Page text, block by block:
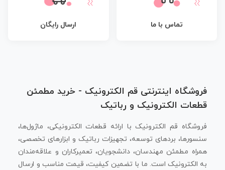
تماس با ما ارسال رایگان
فروشگاه اینترنتی قم الکترونیک - خرید مطمئن
قطعات الکترونیک و رباتیک
فروشگاه قم الکترونیک با ارائه قطعات الکترونیکی، ماژول‌ها،
سنسورها، بردهای توسعه، تجهیزات رباتیک و ابزارهای تخصصی،
همراه مطمئن مهندسان، دانشجویان، تعمیرکاران و علاقه‌مندان
به الکترونیک است. ما با تضمین کیفیت، قیمت مناسب و ارسال